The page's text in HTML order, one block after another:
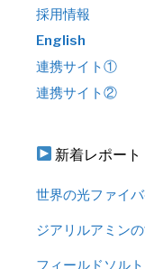
採用情報
English
連携サイト①
連携サイト②
新着レポート
世界の光ファイ
ジアリルアミン
フィールドソル